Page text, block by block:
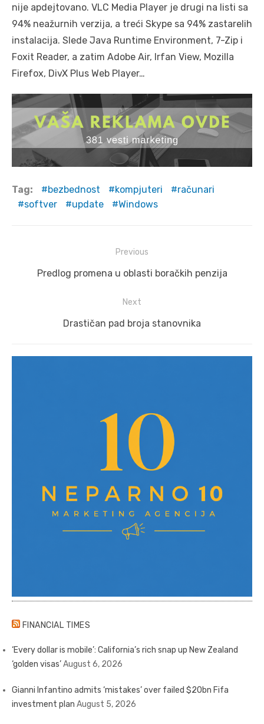
nije apdejtovano. VLC Media Player je drugi na listi sa
94% neažurnih verzija, a treći Skype sa 94% zastarelih
instalacija. Slede Java Runtime Environment, 7-Zip i
Foxit Reader, a zatim Adobe Air, Irfan View, Mozilla
Firefox, DivX Plus Web Player…
Tag: bezbednost kompjuteri
računari
softver
update Windows
navigation
Previous
Previous
Predlog promena u oblasti boračkih penzija
Next
Next
Drastičan pad broja stanovnika
FINANCIAL TIMES
‘Every dollar is mobile’: California’s rich snap up New Zealand
‘golden visas’August 6, 2026
Gianni Infantino admits ‘mistakes’ over failed $20bn Fifa
investment plan August 5, 2026